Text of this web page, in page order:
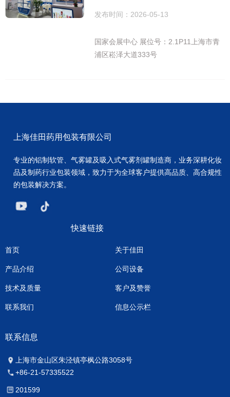
发布时间：2026-05-13
国家会展中心 展位号：2.1P11上海市青
浦区崧泽大道333号
上海佳田药用包装有限公司
专业的铝制软管、气雾罐及吸入式气雾剂罐制造商，业务深耕化妆
品及制药行业包装领域，致力于为全球客户提供高品质、高合规性
的包装解决方案。
快速链接
首页 关于佳田
产品介绍 公司设备
技术及质量 客户及赞誉
联系我们 信息公示栏
联系信息
上海市金山区朱泾镇亭枫公路3058号
+86-21-57335522
201599